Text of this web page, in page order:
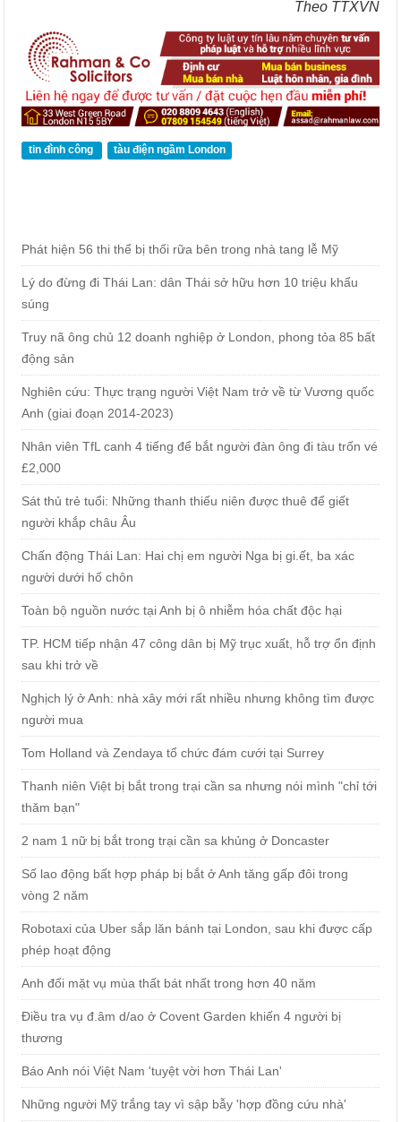
Theo TTXVN
tin đình công tàu điện ngầm London
Phát hiện 56 thi thể bị thối rữa bên trong nhà tang lễ Mỹ
Lý do đừng đi Thái Lan: dân Thái sở hữu hơn 10 triệu khẩu
súng
Truy nã ông chủ 12 doanh nghiệp ở London, phong tỏa 85 bất
động sản
Nghiên cứu: Thực trạng người Việt Nam trở về từ Vương quốc
Anh (giai đoạn 2014-2023)
Nhân viên TfL canh 4 tiếng để bắt người đàn ông đi tàu trốn vé
£2,000
Sát thủ trẻ tuổi: Những thanh thiếu niên được thuê để giết
người khắp châu Âu
Chấn động Thái Lan: Hai chị em người Nga bị gi.ết, ba xác
người dưới hố chôn
Toàn bộ nguồn nước tại Anh bị ô nhiễm hóa chất độc hại
TP. HCM tiếp nhận 47 công dân bị Mỹ trục xuất, hỗ trợ ổn định
sau khi trở về
Nghịch lý ở Anh: nhà xây mới rất nhiều nhưng không tìm được
người mua
Tom Holland và Zendaya tổ chức đám cưới tại Surrey
Thanh niên Việt bị bắt trong trại cần sa nhưng nói mình "chỉ tới
thăm bạn"
2 nam 1 nữ bị bắt trong trại cần sa khủng ở Doncaster
Số lao động bất hợp pháp bị bắt ở Anh tăng gấp đôi trong
vòng 2 năm
Robotaxi của Uber sắp lăn bánh tại London, sau khi được cấp
phép hoạt động
Anh đối mặt vụ mùa thất bát nhất trong hơn 40 năm
Điều tra vụ đ.âm d/ao ở Covent Garden khiến 4 người bị
thương
Báo Anh nói Việt Nam 'tuyệt vời hơn Thái Lan'
Những người Mỹ trắng tay vì sập bẫy 'hợp đồng cứu nhà'